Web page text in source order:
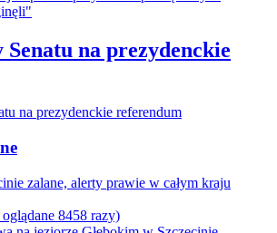
Senatu na prezydenckie
zalane, alerty prawie w całym kraju
8458 razy)